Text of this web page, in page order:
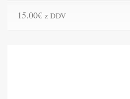
15.00€ z DDV